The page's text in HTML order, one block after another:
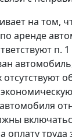
на том,
аренде
п. 1
оплату